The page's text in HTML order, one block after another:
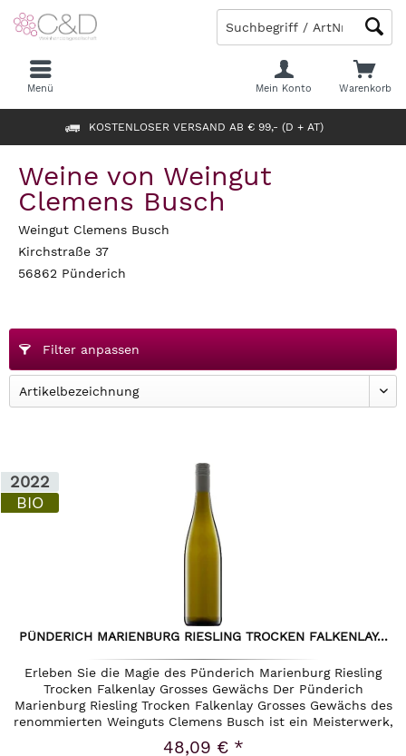
KOSTENLOSER VERSAND AB € 99,- (D + AT)
Warenkorb
Mein Konto
Menü
Weine von Weingut
Clemens Busch
Weingut Clemens Busch
Kirchstraße 37
56862 Pünderich
Filter anpassen
2022
BIO
PÜNDERICH MARIENBURG RIESLING TROCKEN FALKENLAY...
Erleben Sie die Magie des Pünderich Marienburg Riesling
Trocken Falkenlay Grosses Gewächs Der Pünderich
Marienburg Riesling Trocken Falkenlay Grosses Gewächs des
renommierten Weinguts Clemens Busch ist ein Meisterwerk,
das die Essenz der...
48,09 € *